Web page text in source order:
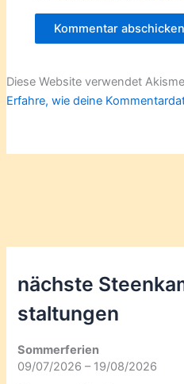
Diese Website verwendet
Erfahre, wie deine
nächste
staltungen
Sommerferien
09/07/2026 – 19/08/2026